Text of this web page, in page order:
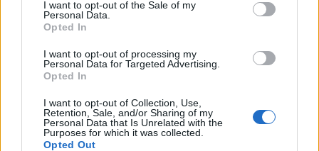
I want to opt-out of the Sale of my
Personal Data.
Opted In
I want to opt-out of processing my
Personal Data for Targeted Advertising.
Opted In
I want to opt-out of Collection, Use,
Retention, Sale, and/or Sharing of my
Personal Data that Is Unrelated with the
Purposes for which it was collected.
Opted Out